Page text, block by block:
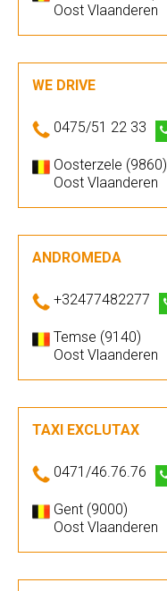
Oost Vlaanderen
WE DRIVE
0475/51 22 33
Oosterzele (9860)
Oost Vlaanderen
ANDROMEDA
+32477482277
Temse (9140)
Oost Vlaanderen
TAXI EXCLUTAX
0471/46.76.76
Gent (9000)
Oost Vlaanderen